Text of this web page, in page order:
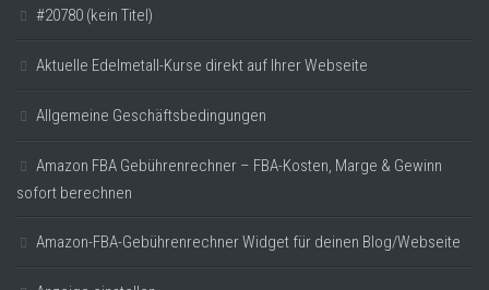
#20780 (kein Titel)
Aktuelle Edelmetall-Kurse direkt auf Ihrer Webseite
Allgemeine Geschäftsbedingungen
Amazon FBA Gebührenrechner – FBA-Kosten, Marge & Gewinn
sofort berechnen
Amazon-FBA-Gebührenrechner Widget für deinen Blog/Webseite